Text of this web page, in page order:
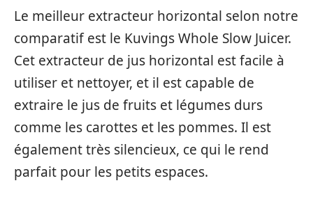
Le meilleur extracteur horizontal selon notre
comparatif est le Kuvings Whole Slow Juicer.
Cet extracteur de jus horizontal est facile à
utiliser et nettoyer, et il est capable de
extraire le jus de fruits et légumes durs
comme les carottes et les pommes. Il est
également très silencieux, ce qui le rend
parfait pour les petits espaces.